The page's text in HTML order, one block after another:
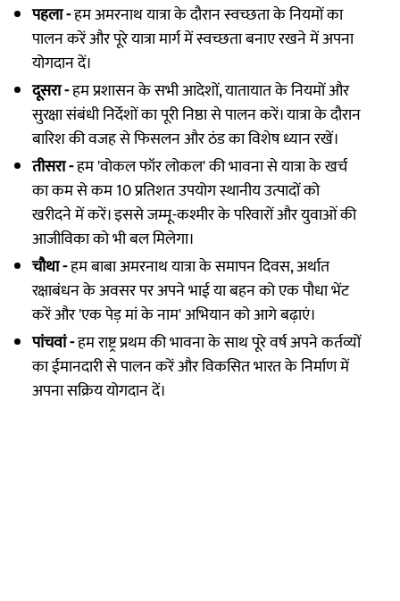
पहला -हम अमरनाथ यात्रा के दौरान स्वच्छता के नियमों का
पालन करें और पूरे यात्रा मार्ग में स्वच्छता बनाए रखने में अपना
योगदान दें।
दूसरा -हम प्रशासन के सभी आदेशों, यातायात के नियमों और
सुरक्षा संबंधी निर्देशों का पूरी निष्ठा से पालन करें। यात्रा के दौरान
बारिश की वजह से फिसलन और ठंड का विशेष ध्यान रखें।
तीसरा -हम 'वोकल फॉर लोकल' की भावना से यात्रा के खर्च
का कम से कम 10 प्रतिशत उपयोग स्थानीय उत्पादों को
खरीदने में करें। इससे जम्मू-कश्मीर के परिवारों और युवाओं की
आजीविका को भी बल मिलेगा।
चौथा -हम बाबा अमरनाथ यात्रा के समापन दिवस, अर्थात
रक्षाबंधन के अवसर पर अपने भाई या बहन को एक पौधा भेंट
करें और 'एक पेड़ मां के नाम' अभियान को आगे बढ़ाएं।
पांचवां -हम राष्ट्र प्रथम की भावना के साथ पूरे वर्ष अपने कर्तव्यों
का ईमानदारी से पालन करें और विकसित भारत के निर्माण में
अपना सक्रिय योगदान दें।